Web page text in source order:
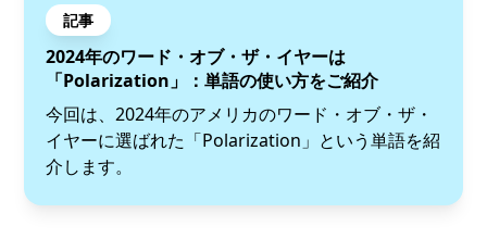
記事
2024年のワード・オブ・ザ・イヤーは
「Polarization」：単語の使い方をご紹介
今回は、2024年のアメリカのワード・オブ・ザ・
イヤーに選ばれた「Polarization」という単語を紹
介します。